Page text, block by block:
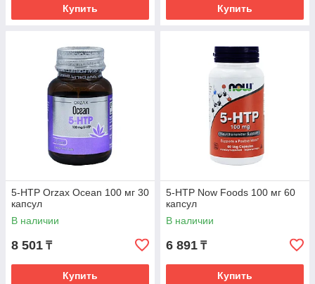
Купить Купить
5-HTP Orzax Ocean 100 мг 30
капсул
В наличии
8 501 ₸
Купить
5-HTP Now Foods 100 мг 60
капсул
В наличии
6 891 ₸
Купить